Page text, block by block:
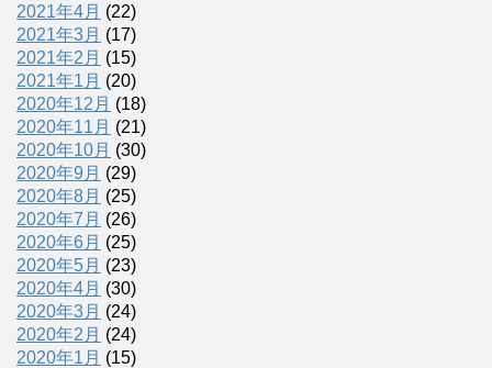
2021年4月 (22)
2021年3月 (17)
2021年2月 (15)
2021年1月 (20)
2020年12月 (18)
2020年11月 (21)
2020年10月 (30)
2020年9月 (29)
2020年8月 (25)
2020年7月 (26)
2020年6月 (25)
2020年5月 (23)
2020年4月 (30)
2020年3月 (24)
2020年2月 (24)
2020年1月 (15)